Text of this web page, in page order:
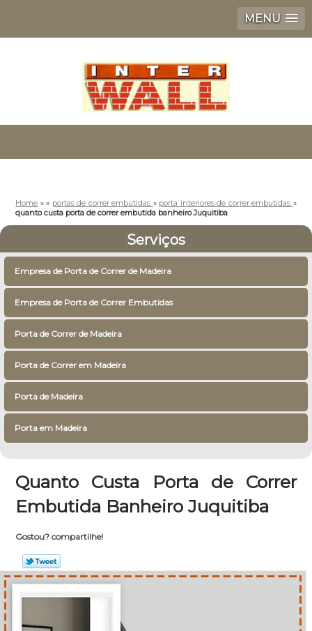
MENU
Home »» portas de correr embutidas » porta interiores de correr embutidas »
quanto custa porta de correr embutida banheiro Juquitiba
Serviços
Empresa de Porta de Correr de Madeira
Empresa de Porta de Correr Embutidas
Porta de Correr de Madeira
Porta de Correr em Madeira
Porta de Madeira
Porta em Madeira
Quanto Custa Porta de Correr
Embutida Banheiro Juquitiba
Gostou? compartilhe!